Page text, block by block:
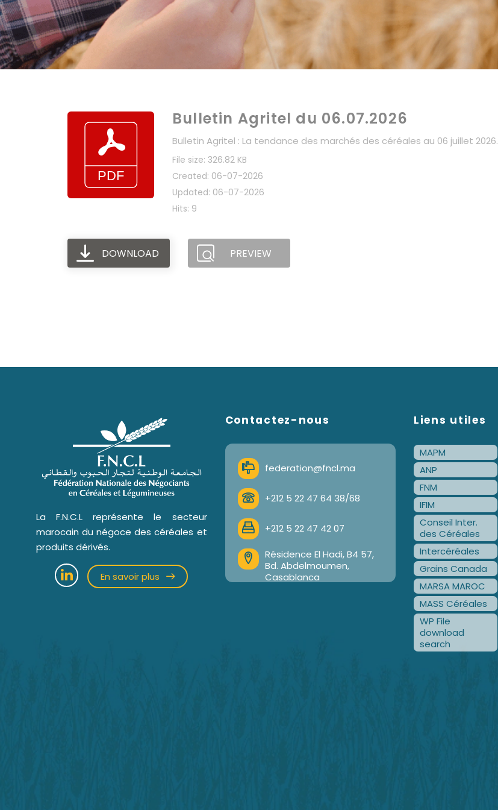
Bulletin Agritel du 06.07.2026
Bulletin Agritel : La tendance des marchés des céréales au 06 juillet 2026.
File size: 326.82 KB
Created: 06-07-2026
Updated: 06-07-2026
Hits: 9
DOWNLOAD PREVIEW
La F.N.C.L représente le secteur
marocain du négoce des céréales et
produits dérivés.
En savoir plus
Contactez-nous
federation@fncl.ma
+212 5 22 47 64 38/68
+212 5 22 47 42 07
Résidence El Hadi, B4 57,
Bd. Abdelmoumen,
Casablanca
Liens utiles
MAPM
ANP
FNM
IFIM
Conseil Inter.
des Céréales
Intercéréales
Grains Canada
MARSA MAROC
MASS Céréales
WP File
download
search